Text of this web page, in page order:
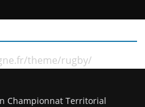
theme/rugby/
Championnat Territorial